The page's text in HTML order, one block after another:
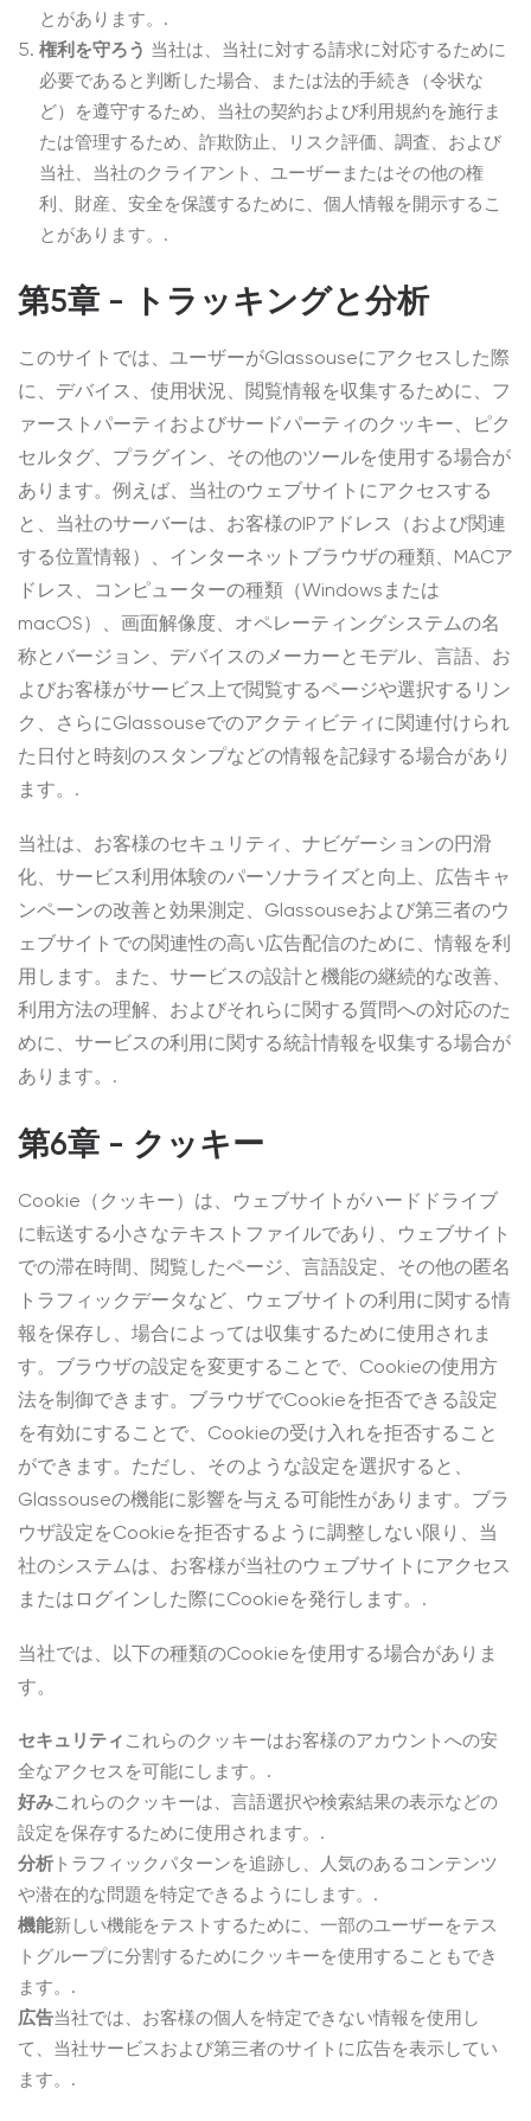
とがあります。.
権利を守ろう 当社は、当社に対する請求に対応するために
必要であると判断した場合、または法的手続き（令状な
ど）を遵守するため、当社の契約および利用規約を施行ま
たは管理するため、詐欺防止、リスク評価、調査、および
当社、当社のクライアント、ユーザーまたはその他の権
利、財産、安全を保護するために、個人情報を開示するこ
とがあります。.
第5章 - トラッキングと分析
このサイトでは、ユーザーがGlassouseにアクセスした際
に、デバイス、使用状況、閲覧情報を収集するために、フ
ァーストパーティおよびサードパーティのクッキー、ピク
セルタグ、プラグイン、その他のツールを使用する場合が
あります。例えば、当社のウェブサイトにアクセスする
と、当社のサーバーは、お客様のIPアドレス（および関連
する位置情報）、インターネットブラウザの種類、MACア
ドレス、コンピューターの種類（Windowsまたは
macOS）、画面解像度、オペレーティングシステムの名
称とバージョン、デバイスのメーカーとモデル、言語、お
よびお客様がサービス上で閲覧するページや選択するリン
ク、さらにGlassouseでのアクティビティに関連付けられ
た日付と時刻のスタンプなどの情報を記録する場合があり
ます。.
当社は、お客様のセキュリティ、ナビゲーションの円滑
化、サービス利用体験のパーソナライズと向上、広告キャ
ンペーンの改善と効果測定、Glassouseおよび第三者のウ
ェブサイトでの関連性の高い広告配信のために、情報を利
用します。また、サービスの設計と機能の継続的な改善、
利用方法の理解、およびそれらに関する質問への対応のた
めに、サービスの利用に関する統計情報を収集する場合が
あります。.
第6章 - クッキー
Cookie（クッキー）は、ウェブサイトがハードドライブ
に転送する小さなテキストファイルであり、ウェブサイト
での滞在時間、閲覧したページ、言語設定、その他の匿名
トラフィックデータなど、ウェブサイトの利用に関する情
報を保存し、場合によっては収集するために使用されま
す。ブラウザの設定を変更することで、Cookieの使用方
法を制御できます。ブラウザでCookieを拒否できる設定
を有効にすることで、Cookieの受け入れを拒否すること
ができます。ただし、そのような設定を選択すると、
Glassouseの機能に影響を与える可能性があります。ブラ
ウザ設定をCookieを拒否するように調整しない限り、当
社のシステムは、お客様が当社のウェブサイトにアクセス
またはログインした際にCookieを発行します。.
当社では、以下の種類のCookieを使用する場合がありま
す。
セキュリティ これらのクッキーはお客様のアカウントへの安
全なアクセスを可能にします。.
好みこれらのクッキーは、言語選択や検索結果の表示などの
設定を保存するために使用されます。.
分析 トラフィックパターンを追跡し、人気のあるコンテンツ
や潜在的な問題を特定できるようにします。.
機能新しい機能をテストするために、一部のユーザーをテス
トグループに分割するためにクッキーを使用することもでき
ます。.
広告当社では、お客様の個人を特定できない情報を使用し
て、当社サービスおよび第三者のサイトに広告を表示してい
ます。.